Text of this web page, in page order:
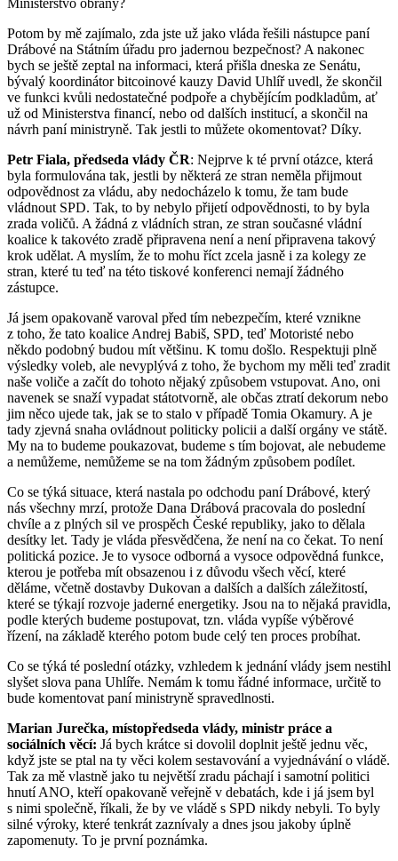
Potom by mě zajímalo, zda jste už jako vláda řešili nástupce paní
Drábové na Státním úřadu pro jadernou bezpečnost? A nakonec
bych se ještě zeptal na informaci, která přišla dneska ze Senátu,
bývalý koordinátor bitcoinové kauzy David Uhlíř uvedl, že skončil
ve funkci kvůli nedostatečné podpoře a chybějícím podkladům, ať
už od Ministerstva financí, nebo od dalších institucí, a skončil na
návrh paní ministryně. Tak jestli to můžete okomentovat? Díky.
Petr Fiala, předseda vlády ČR: Nejprve k té první otázce, která
byla formulována tak, jestli by některá ze stran neměla přijmout
odpovědnost za vládu, aby nedocházelo k tomu, že tam bude
vládnout SPD. Tak, to by nebylo přijetí odpovědnosti, to by byla
zrada voličů. A žádná z vládních stran, ze stran současné vládní
koalice k takovéto zradě připravena není a není připravena takový
krok udělat. A myslím, že to mohu říct zcela jasně i za kolegy ze
stran, které tu teď na této tiskové konferenci nemají žádného
zástupce.
Já jsem opakovaně varoval před tím nebezpečím, které vznikne
z toho, že tato koalice Andrej Babiš, SPD, teď Motoristé nebo
někdo podobný budou mít většinu. K tomu došlo. Respektuji plně
výsledky voleb, ale nevyplývá z toho, že bychom my měli teď zradit
naše voliče a začít do tohoto nějaký způsobem vstupovat. Ano, oni
navenek se snaží vypadat státotvorně, ale občas ztratí dekorum nebo
jim něco ujede tak, jak se to stalo v případě Tomia Okamury. A je
tady zjevná snaha ovládnout politicky policii a další orgány ve státě.
My na to budeme poukazovat, budeme s tím bojovat, ale nebudeme
a nemůžeme, nemůžeme se na tom žádným způsobem podílet.
Co se týká situace, která nastala po odchodu paní Drábové, který
nás všechny mrzí, protože Dana Drábová pracovala do poslední
chvíle a z plných sil ve prospěch České republiky, jako to dělala
desítky let. Tady je vláda přesvědčena, že není na co čekat. To není
politická pozice. Je to vysoce odborná a vysoce odpovědná funkce,
kterou je potřeba mít obsazenou i z důvodu všech věcí, které
děláme, včetně dostavby Dukovan a dalších a dalších záležitostí,
které se týkají rozvoje jaderné energetiky. Jsou na to nějaká pravidla,
podle kterých budeme postupovat, tzn. vláda vypíše výběrové
řízení, na základě kterého potom bude celý ten proces probíhat.
Co se týká té poslední otázky, vzhledem k jednání vlády jsem nestihl
slyšet slova pana Uhlíře. Nemám k tomu řádné informace, určitě to
bude komentovat paní ministryně spravedlnosti.
Marian Jurečka, místopředseda vlády, ministr práce a
sociálních věcí: Já bych krátce si dovolil doplnit ještě jednu věc,
když jste se ptal na ty věci kolem sestavování a vyjednávání o vládě.
Tak za mě vlastně jako tu největší zradu páchají i samotní politici
hnutí ANO, kteří opakovaně veřejně v debatách, kde i já jsem byl
s nimi společně, říkali, že by ve vládě s SPD nikdy nebyli. To byly
silné výroky, které tenkrát zaznívaly a dnes jsou jakoby úplně
zapomenuty. To je první poznámka.